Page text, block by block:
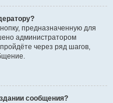
предназначенную для
администратором
через ряд шагов,
сообщения?